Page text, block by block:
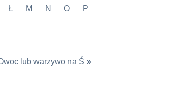
Ł M N O P
lub warzywo na Ś »